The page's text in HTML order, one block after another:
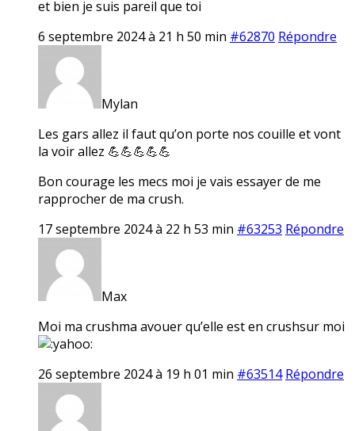
et bien je suis pareil que toi
6 septembre 2024 à 21 h 50 min #62870 Répondre
Mylan
Les gars allez il faut qu’on porte nos couille et vont
la voir allez 💪💪💪💪💪
Bon courage les mecs moi je vais essayer de me
rapprocher de ma crush.
17 septembre 2024 à 22 h 53 min #63253 Répondre
Max
Moi ma crushma avouer qu’elle est en crushsur moi
26 septembre 2024 à 19 h 01 min #63514 Répondre